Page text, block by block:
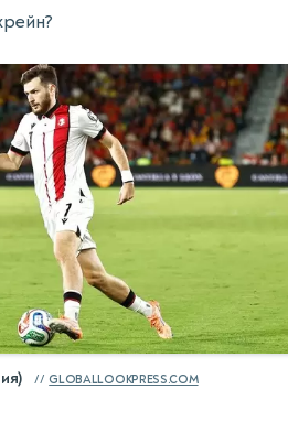
GLOBALLOOKPRESS.COM